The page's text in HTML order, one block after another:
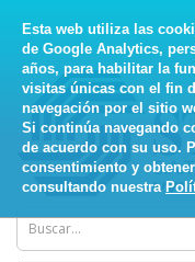
Esta web utiliza las
de Google Analytics,
años, para habilitar la
visitas únicas con el fin
navegación por el sitio
Si continúa navegando
de acuerdo con su uso.
consentimiento y
consultando nuestra